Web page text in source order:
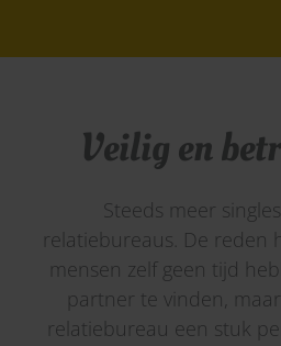
Veilig en
Steeds meer
relatiebureaus. De reden
mensen zelf geen tijd
partner te vinden,
relatiebureau een stuk